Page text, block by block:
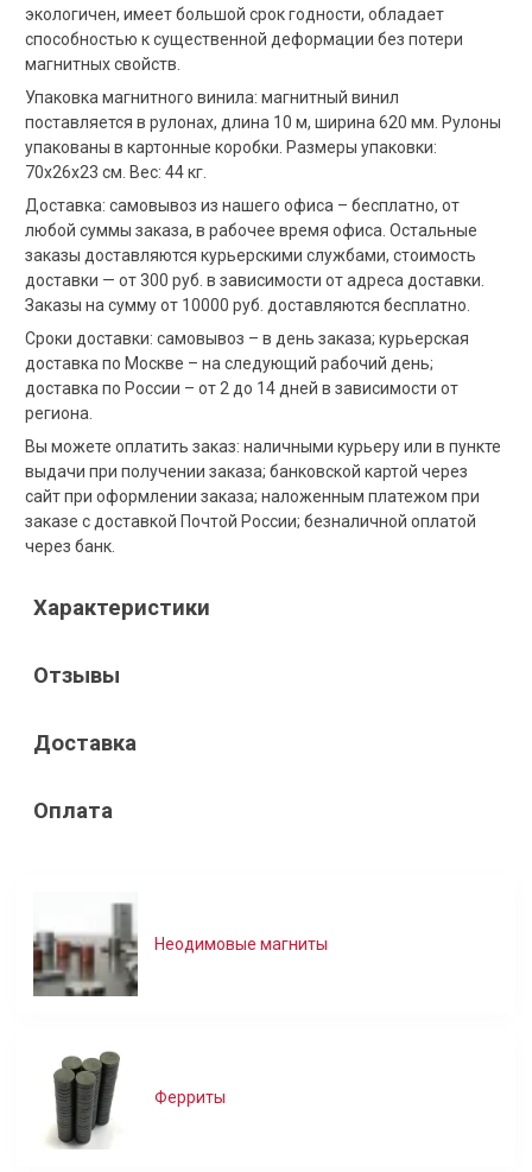
экологичен, имеет большой срок годности, обладает
способностью к существенной деформации без потери
магнитных свойств.
Упаковка магнитного винила: магнитный винил
поставляется в рулонах, длина 10 м, ширина 620 мм. Рулоны
упакованы в картонные коробки. Размеры упаковки:
70х26х23 см. Вес: 44 кг.
Доставка: самовывоз из нашего офиса – бесплатно, от
любой суммы заказа, в рабочее время офиса. Остальные
заказы доставляются курьерскими службами, стоимость
доставки — от 300 руб. в зависимости от адреса доставки.
Заказы на сумму от 10000 руб. доставляются бесплатно.
Сроки доставки: самовывоз – в день заказа; курьерская
доставка по Москве – на следующий рабочий день;
доставка по России – от 2 до 14 дней в зависимости от
региона.
Вы можете оплатить заказ: наличными курьеру или в пункте
выдачи при получении заказа; банковской картой через
сайт при оформлении заказа; наложенным платежом при
заказе с доставкой Почтой России; безналичной оплатой
через банк.
Характеристики
Отзывы
Доставка
Оплата
Неодимовые магниты
Ферриты